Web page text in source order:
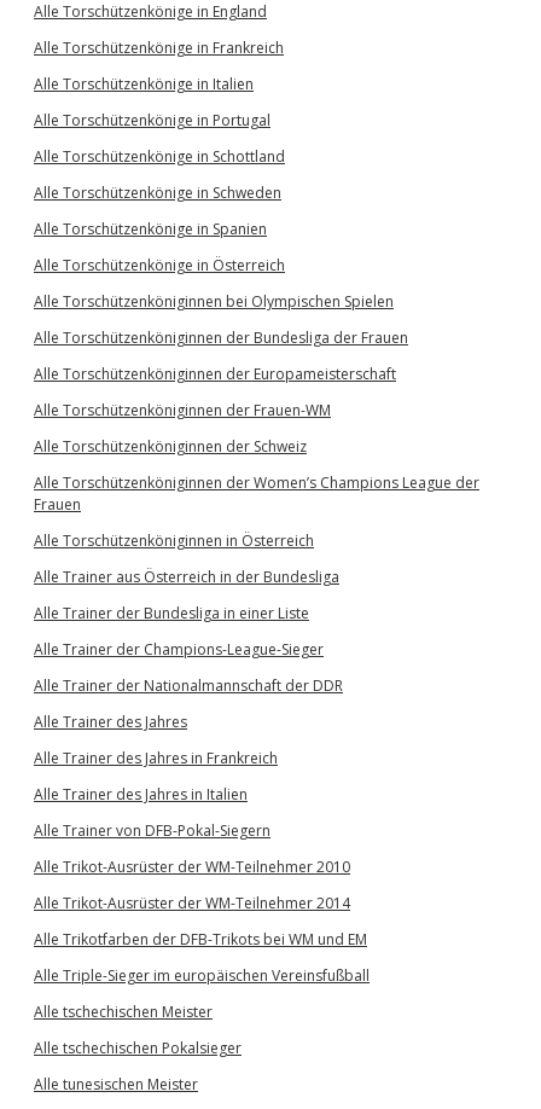
Alle Torschützenkönige in England
Alle Torschützenkönige in Frankreich
Alle Torschützenkönige in Italien
Alle Torschützenkönige in Portugal
Alle Torschützenkönige in Schottland
Alle Torschützenkönige in Schweden
Alle Torschützenkönige in Spanien
Alle Torschützenkönige in Österreich
Alle Torschützenköniginnen bei Olympischen Spielen
Alle Torschützenköniginnen der Bundesliga der Frauen
Alle Torschützenköniginnen der Europameisterschaft
Alle Torschützenköniginnen der Frauen-WM
Alle Torschützenköniginnen der Schweiz
Alle Torschützenköniginnen der Women’s Champions League der
Frauen
Alle Torschützenköniginnen in Österreich
Alle Trainer aus Österreich in der Bundesliga
Alle Trainer der Bundesliga in einer Liste
Alle Trainer der Champions-League-Sieger
Alle Trainer der Nationalmannschaft der DDR
Alle Trainer des Jahres
Alle Trainer des Jahres in Frankreich
Alle Trainer des Jahres in Italien
Alle Trainer von DFB-Pokal-Siegern
Alle Trikot-Ausrüster der WM-Teilnehmer 2010
Alle Trikot-Ausrüster der WM-Teilnehmer 2014
Alle Trikotfarben der DFB-Trikots bei WM und EM
Alle Triple-Sieger im europäischen Vereinsfußball
Alle tschechischen Meister
Alle tschechischen Pokalsieger
Alle tunesischen Meister